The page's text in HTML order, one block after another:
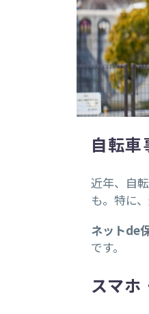
自転
近年、自
も。特に
ネットde
です。
スマホ